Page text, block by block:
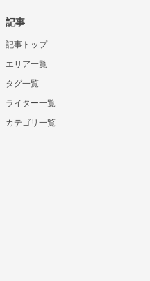
記事
記事トップ
エリア一覧
タグ一覧
ライター一覧
カテゴリ一覧